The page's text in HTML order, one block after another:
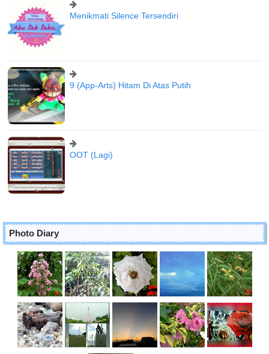
Menikmati Silence Tersendiri
9 (App-Arts) Hitam Di Atas Putih
OOT (Lagi)
Photo Diary